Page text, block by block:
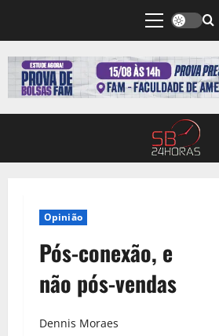
Opinião
Pós-conexão, e
não pós-vendas
Dennis Moraes